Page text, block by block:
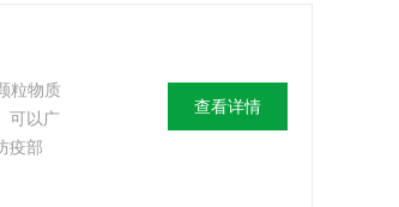
粒物质
可以广
疫部
查看详情